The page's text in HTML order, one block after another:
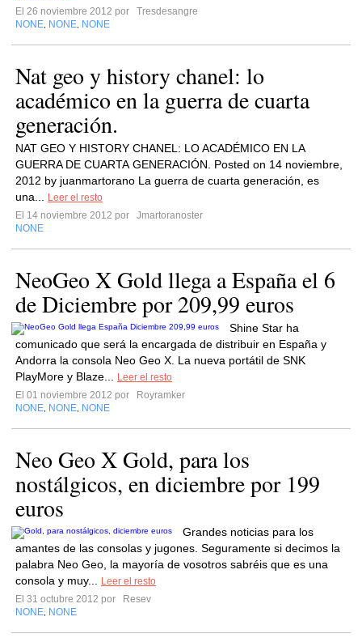
El 26 noviembre 2012 por
Tresdesangre
NONE NONE NONE
Nat geo y history chanel: lo
académico en la guerra de cuarta
generación.
NAT GEO Y HISTORY CHANEL: LO ACADÉMICO EN LA
GUERRA DE CUARTA GENERACIÓN. Posted on 14 noviembre,
2012 by juanmartorano La guerra de cuarta generación, es
una...
Leer el resto
El 14 noviembre 2012 por
Jmartoranoster
NONE
NeoGeo X Gold llega a España el 6
de Diciembre por 209,99 euros
Shine Star ha
comunicado que será la encargada de distribuir en España y
Andorra la consola Neo Geo X. La nueva portátil de SNK
PlayMore y Blaze...
Leer el resto
El 01 noviembre 2012 por
Royramker
NONE NONE NONE
Neo Geo X Gold, para los
nostálgicos, en diciembre por 199
euros
Grandes noticias para los
amantes de las consolas y jugones. Seguramente si decimos la
palabra Neo Geo, la mayoría de vosotros sabréis que es una
consola y muy...
Leer el resto
El 31 octubre 2012 por
Resev
NONE NONE